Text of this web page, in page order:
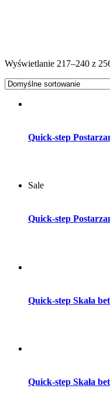
Wyświetlanie 217–240 z
Quick-step
Sale
Quick-step
Quick-step Skała
Quick-step Skała